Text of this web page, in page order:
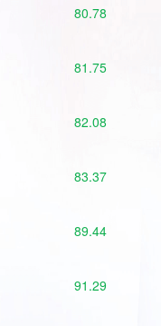
80.78
81.75
82.08
83.37
89.44
91.29